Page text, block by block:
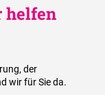
helfen
der
wir für Sie da.